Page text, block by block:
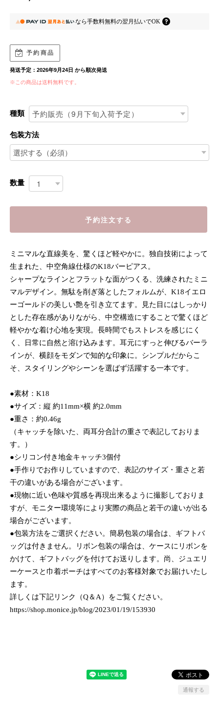
なら手数料無料の翌月払いでOK
予約商品
発送予定：2026年9月24日 から順次発送
※この商品は送料無料です。
種類
包装方法
数量
予約注文する
ミニマルな直線美を、驚くほど軽やかに。独自技術によって
生まれた、中空角線仕様のK18バーピアス。
シャープなラインとフラットな面がつくる、洗練されたミニ
マルデザイン。無駄を削ぎ落としたフォルムが、K18イエロ
ーゴールドの美しい艶を引き立てます。見た目にはしっかり
とした存在感がありながら、中空構造にすることで驚くほど
軽やかな着け心地を実現。長時間でもストレスを感じにく
く、日常に自然と溶け込みます。耳元にすっと伸びるバーラ
インが、横顔をモダンで知的な印象に。シンプルだからこ
そ、スタイリングやシーンを選ばず活躍する一本です。
●素材：K18
●サイズ：縦 約11mm×横 約2.0mm
●重さ：約0.46g
（キャッチを除いた、両耳分合計の重さで表記しておりま
す。）
●シリコン付き地金キャッチ3個付
●手作りでお作りしていますので、表記のサイズ・重さと若
干の違いがある場合がございます。
●現物に近い色味や質感を再現出来るように撮影しておりま
すが、モニター環境等により実際の商品と若干の違いが出る
場合がございます。
●包装方法をご選択ください。簡易包装の場合は、ギフトバ
ッグは付きません。リボン包装の場合は、ケースにリボンを
かけて、ギフトバッグを付けてお送りします。尚、ジュエリ
ーケースと巾着ポーチはすべてのお客様対象でお届けいたし
ます。
詳しくは下記リンク（Q＆A）をご覧ください。
https://shop.monice.jp/blog/2023/01/19/153930
通報する